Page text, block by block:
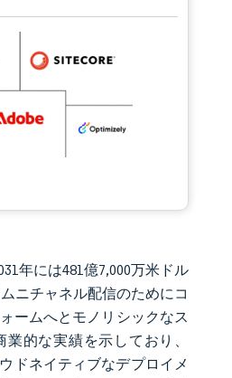
4.0の表示が必要です。
年には481億7,000万米ドル
ニチャネル配信のためにコ
ームへとモノリシックなス
的な実績を示しており、
ドネイティブなデプロイメ